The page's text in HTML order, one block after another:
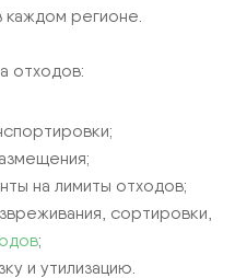
каждом регионе.
отходов:
на лимиты отходов;
сортировки,
;
и утилизацию.